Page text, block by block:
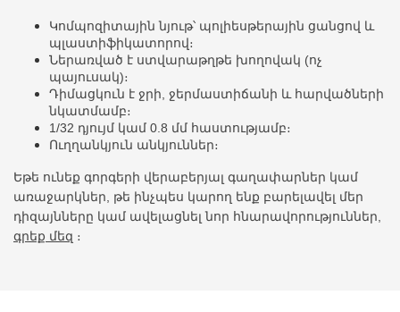
Կոմպոզիտային նյութ՝ պոլիեսթերային ցանցով և
պլաստիֆիկատորով։
Ներառված է ստվարաթղթե խողովակ (ոչ
պայուսակ)։
Դիմացկուն է ջրի, ջերմաստիճանի և հարվածների
նկատմամբ։
1/32 դյույմ կամ 0.8 մմ հաստությամբ։
Ուղղանկյուն անկյուններ։
Եթե ունեք գորգերի վերաբերյալ գաղափարներ կամ
առաջարկներ, թե ինչպես կարող ենք բարելավել մեր
դիզայնները կամ ավելացնել նոր հնարավորություններ,
գրեք մեզ ։